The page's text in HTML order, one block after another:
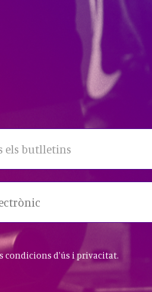
els butlletins
condicions d'ús i privacitat.